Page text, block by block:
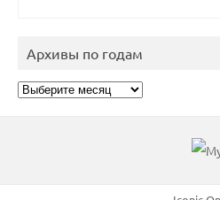
Архивы по годам
Архивы